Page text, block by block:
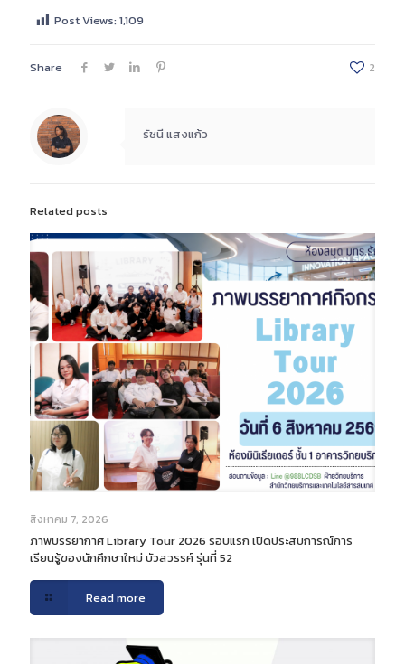
Post Views: 1,109
Share 2
รัชนี แสงแก้ว
Related posts
สิงหาคม 7, 2026
ภาพบรรยากาศ Library Tour 2026 รอบแรก เปิดประสบการณ์การ
เรียนรู้ของนักศึกษาใหม่ บัวสวรรค์ รุ่นที่ 52
Read more